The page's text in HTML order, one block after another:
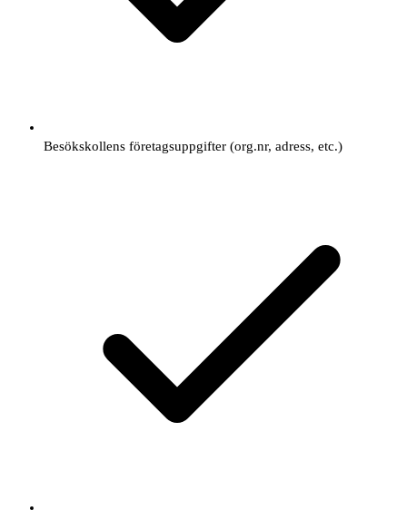
Besökskollens företagsuppgifter (org.nr, adress, etc.)